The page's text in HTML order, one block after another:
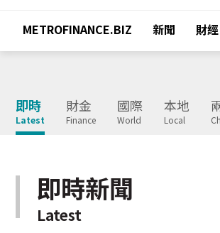
METROFINANCE.BIZ 新聞 財
即時
Latest
財金
Finance
國際
World
本地
Local
即時新聞
Latest